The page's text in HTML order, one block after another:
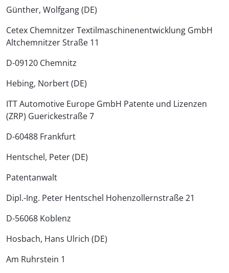
Günther, Wolfgang (DE)
Cetex Chemnitzer Textilmaschinenentwicklung GmbH
Altchemnitzer Straße 11
D-09120 Chemnitz
Hebing, Norbert (DE)
ITT Automotive Europe GmbH Patente und Lizenzen
(ZRP) Guerickestraße 7
D-60488 Frankfurt
Hentschel, Peter (DE)
Patentanwalt
Dipl.-Ing. Peter Hentschel Hohenzollernstraße 21
D-56068 Koblenz
Hosbach, Hans Ulrich (DE)
Am Ruhrstein 1